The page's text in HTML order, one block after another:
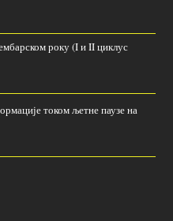
року (I и II циклус
током љетне паузе на